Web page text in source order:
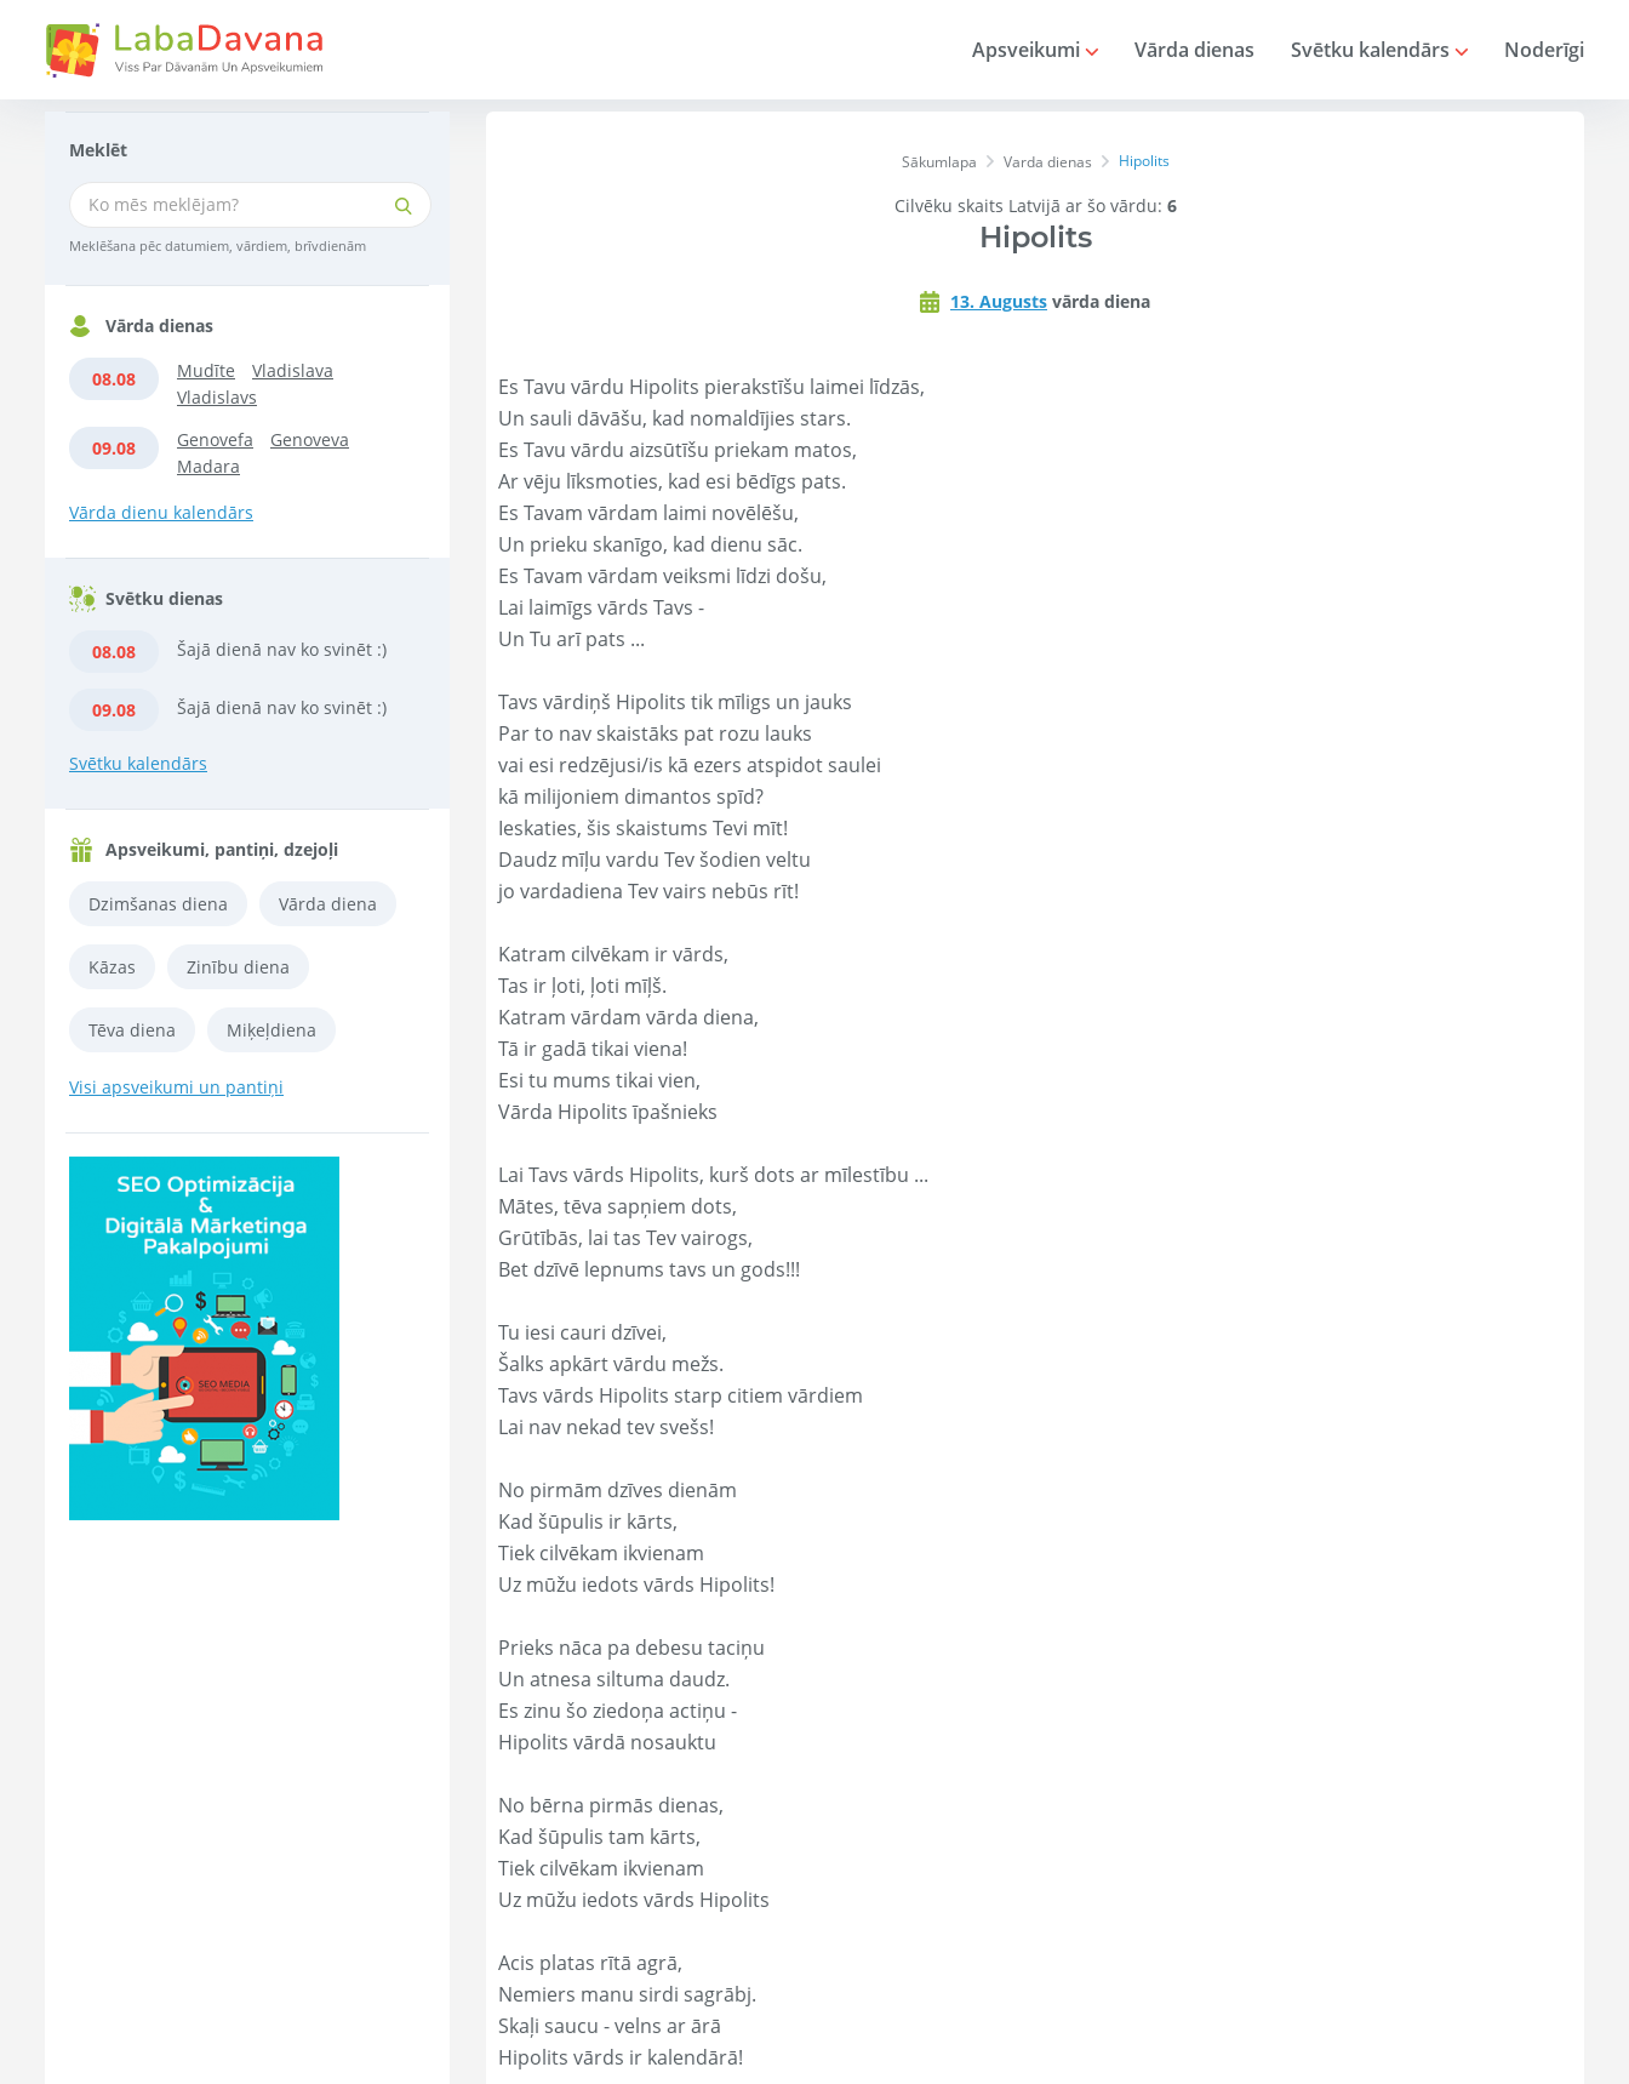
Apsveikumi Vārda dienas Svētku kalendārs Noderīgi
Meklēt
Meklēšana pēc datumiem, vārdiem, brīvdienām
Vārda dienas
08.08 Mudīte
Vladislava
Vladislavs
09.08 Genovefa
Genoveva
Madara
Vārda dienu kalendārs
Svētku dienas
08.08 Šajā dienā nav ko svinēt :)
09.08 Šajā dienā nav ko svinēt :)
Svētku kalendārs
Apsveikumi, pantiņi, dzejoļi
Dzimšanas diena Vārda diena
Kāzas Zinību diena
Tēva diena Miķeļdiena
Visi apsveikumi un pantiņi
Sākumlapa Varda dienas Hipolits
Cilvēku skaits Latvijā ar šo vārdu: 6
Hipolits
13. Augusts vārda diena
Es Tavu vārdu Hipolits pierakstīšu laimei līdzās,
Un sauli dāvāšu, kad nomaldījies stars.
Es Tavu vārdu aizsūtīšu priekam matos,
Ar vēju līksmoties, kad esi bēdīgs pats.
Es Tavam vārdam laimi novēlēšu,
Un prieku skanīgo, kad dienu sāc.
Es Tavam vārdam veiksmi līdzi došu,
Lai laimīgs vārds Tavs -
Un Tu arī pats ...
Tavs vārdiņš Hipolits tik mīligs un jauks
Par to nav skaistāks pat rozu lauks
vai esi redzējusi/is kā ezers atspidot saulei
kā milijoniem dimantos spīd?
Ieskaties, šis skaistums Tevi mīt!
Daudz mīļu vardu Tev šodien veltu
jo vardadiena Tev vairs nebūs rīt!
Katram cilvēkam ir vārds,
Tas ir ļoti, ļoti mīļš.
Katram vārdam vārda diena,
Tā ir gadā tikai viena!
Esi tu mums tikai vien,
Vārda Hipolits īpašnieks
Lai Tavs vārds Hipolits, kurš dots ar mīlestību ...
Mātes, tēva sapņiem dots,
Grūtībās, lai tas Tev vairogs,
Bet dzīvē lepnums tavs un gods!!!
Tu iesi cauri dzīvei,
Šalks apkārt vārdu mežs.
Tavs vārds Hipolits starp citiem vārdiem
Lai nav nekad tev svešs!
No pirmām dzīves dienām
Kad šūpulis ir kārts,
Tiek cilvēkam ikvienam
Uz mūžu iedots vārds Hipolits!
Prieks nāca pa debesu taciņu
Un atnesa siltuma daudz.
Es zinu šo ziedoņa actiņu -
Hipolits vārdā nosauktu
No bērna pirmās dienas,
Kad šūpulis tam kārts,
Tiek cilvēkam ikvienam
Uz mūžu iedots vārds Hipolits
Acis platas rītā agrā,
Nemiers manu sirdi sagrābj.
Skaļi saucu - velns ar ārā
Hipolits vārds ir kalendārā!